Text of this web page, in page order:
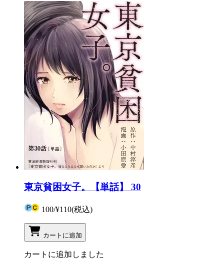
東京貧困女子。【単話】 30
100/¥110(税込)
カートに追加
カートに追加しました